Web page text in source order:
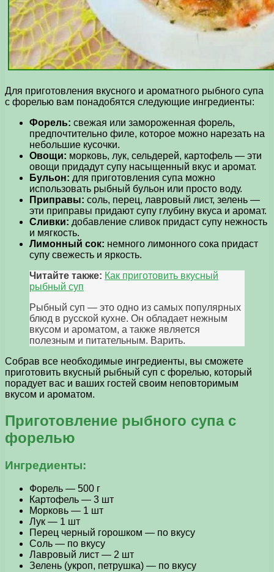
Для приготовления вкусного и ароматного рыбного супа
с форелью вам понадобятся следующие ингредиенты:
Форель: свежая или замороженная форель,
предпочтительно филе, которое можно нарезать на
небольшие кусочки.
Овощи: морковь, лук, сельдерей, картофель — эти
овощи придадут супу насыщенный вкус и аромат.
Бульон: для приготовления супа можно
использовать рыбный бульон или просто воду.
Приправы: соль, перец, лавровый лист, зелень —
эти приправы придают супу глубину вкуса и аромат.
Сливки: добавление сливок придаст супу нежность
и мягкость.
Лимонный сок: немного лимонного сока придаст
супу свежесть и яркость.
Читайте также: Как приготовить вкусный
рыбный суп
Рыбный суп — это одно из самых популярных
блюд в русской кухне. Он обладает нежным
вкусом и ароматом, а также является
полезным и питательным. Варить.
Собрав все необходимые ингредиенты, вы сможете
приготовить вкусный рыбный суп с форелью, который
порадует вас и ваших гостей своим неповторимым
вкусом и ароматом.
Приготовление рыбного супа с
форелью
Ингредиенты:
Форель — 500 г
Картофель — 3 шт
Морковь — 1 шт
Лук — 1 шт
Перец черный горошком — по вкусу
Соль — по вкусу
Лавровый лист — 2 шт
Зелень (укроп, петрушка) — по вкусу